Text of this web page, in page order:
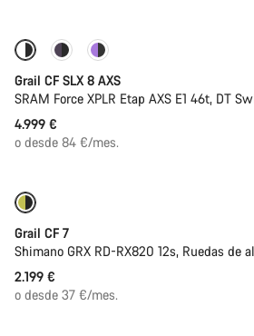
Solo disponible en talla 2XL
Potenciómetro
Grail CF SLX 8 AXS
SRAM Force XPLR Etap AXS E1 46t, DT
4.999 €
o desde 84 €/mes.
Grail CF 7
Shimano GRX RD-RX820 12s, Ruedas de
2.199 €
o desde 37 €/mes.